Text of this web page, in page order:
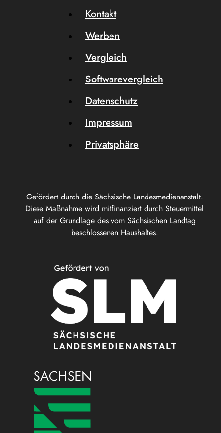
Gefördert durch die Sächsische Landesmedienanstalt.
Diese Maßnahme wird mitfinanziert durch Steuermittel
auf der Grundlage des vom Sächsischen Landtag
beschlossenen Haushaltes.
Kontakt
Werben
Vergleich
Softwarevergleich
Datenschutz
Impressum
Privatsphäre